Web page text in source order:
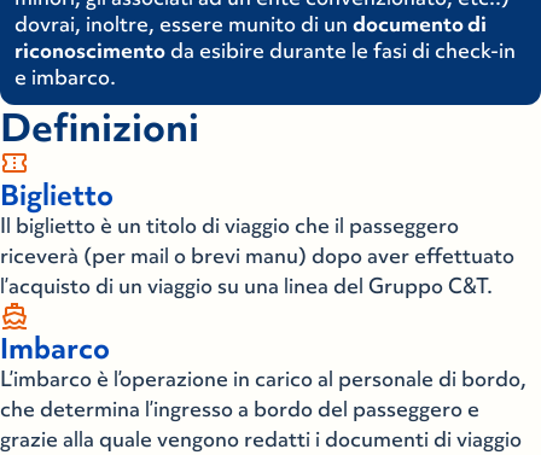
dovrai, inoltre, essere munito di un documento di
riconoscimentoda esibire durante le fasi di check-in
e imbarco.
Definizioni
confirmation_number
Biglietto
Il biglietto è un titolo di viaggio che il passeggero
riceverà (per mail o brevi manu) dopo aver effettuato
l’acquisto di un viaggio su una linea del Gruppo C&T.
directions_boat
Imbarco
L’imbarco è l’operazione in carico al personale di bordo,
che determina l’ingresso a bordo del passeggero e
grazie alla quale vengono redatti i documenti di viaggio